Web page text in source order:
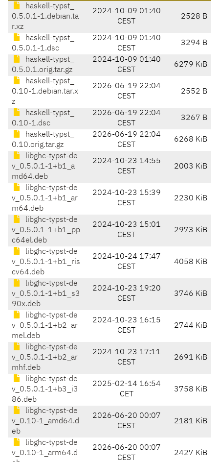
haskell-typst_
0.5.0.1-1.debian.ta
r.xz
2024-10-09 01:40
CEST
2528 B
haskell-typst_
0.5.0.1-1.dsc
2024-10-09 01:40
CEST
3294 B
haskell-typst_
0.5.0.1.orig.tar.gz
2024-10-09 01:40
CEST
6279 KiB
haskell-typst_
0.10-1.debian.tar.x
z
2026-06-19 22:04
CEST
2552 B
haskell-typst_
0.10-1.dsc
2026-06-19 22:04
CEST
3267 B
haskell-typst_
0.10.orig.tar.gz
2026-06-19 22:04
CEST
6268 KiB
libghc-typst-de
v_0.5.0.1-1+b1_a
md64.deb
2024-10-23 14:55
CEST
2003 KiB
libghc-typst-de
v_0.5.0.1-1+b1_ar
m64.deb
2024-10-23 15:39
CEST
2230 KiB
libghc-typst-de
v_0.5.0.1-1+b1_pp
c64el.deb
2024-10-23 15:01
CEST
2973 KiB
libghc-typst-de
v_0.5.0.1-1+b1_ris
cv64.deb
2024-10-24 17:47
CEST
4058 KiB
libghc-typst-de
v_0.5.0.1-1+b1_s3
90x.deb
2024-10-23 19:20
CEST
3746 KiB
libghc-typst-de
v_0.5.0.1-1+b2_ar
mel.deb
2024-10-23 16:15
CEST
2744 KiB
libghc-typst-de
v_0.5.0.1-1+b2_ar
mhf.deb
2024-10-23 17:11
CEST
2691 KiB
libghc-typst-de
v_0.5.0.1-1+b3_i3
86.deb
2025-02-14 16:54
CET
3758 KiB
libghc-typst-de
v_0.10-1_amd64.d
eb
2026-06-20 00:07
CEST
2181 KiB
libghc-typst-de
v_0.10-1_arm64.d
2026-06-20 00:07
CEST
2427 KiB